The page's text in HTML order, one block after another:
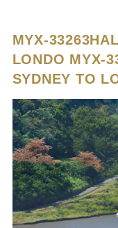
MYX-
LONDO MYX-
SYDNEY TO